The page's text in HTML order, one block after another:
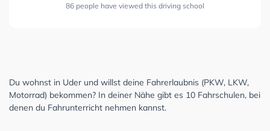
86 people have viewed this driving school
Du wohnst in Uder und willst deine Fahrerlaubnis (PKW, LKW,
Motorrad) bekommen? In deiner Nähe gibt es 10 Fahrschulen, bei
denen du Fahrunterricht nehmen kannst.